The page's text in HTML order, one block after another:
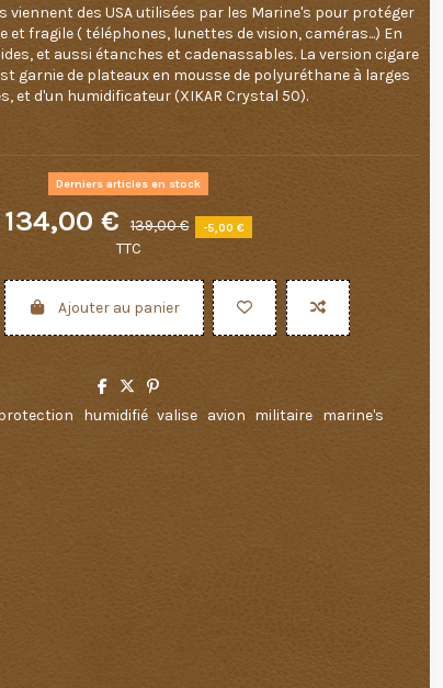
viennent des USA utilisées par les Marine's pour protéger
et fragile ( téléphones, lunettes de vision, caméras...) En
et aussi étanches et cadenassables. La version cigare
garnie de plateaux en mousse de polyuréthane à larges
et d'un humidificateur (XIKAR Crystal 50).
Derniers articles en stock
134,00 € 139,00 € -5,00 €
TTC
Ajouter au panier
humidifié valise avion militaire marine's